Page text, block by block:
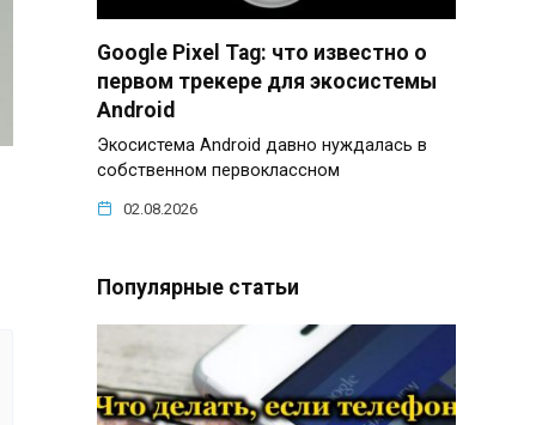
Google Pixel Tag: что известно о
первом трекере для экосистемы
Android
Экосистема Android давно нуждалась в
собственном первоклассном
02.08.2026
Популярные статьи